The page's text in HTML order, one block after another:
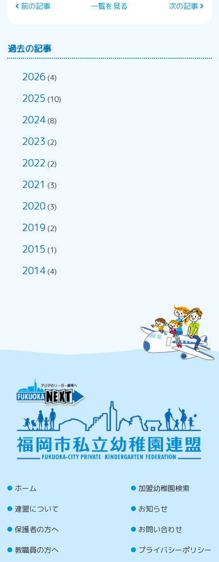
前の記事 一覧を見る 次の記事
過去の記事
2026(4)
2025 (10)
2024(8)
2023 (2)
2022 (2)
2021 (3)
2020(3)
2019 (2)
2015 (1)
2014(4)
ホーム
連盟について
保護者の方へ
教職員の方へ
加盟幼稚園検索
お知らせ
お問い合わせ
プライバシーポリシー